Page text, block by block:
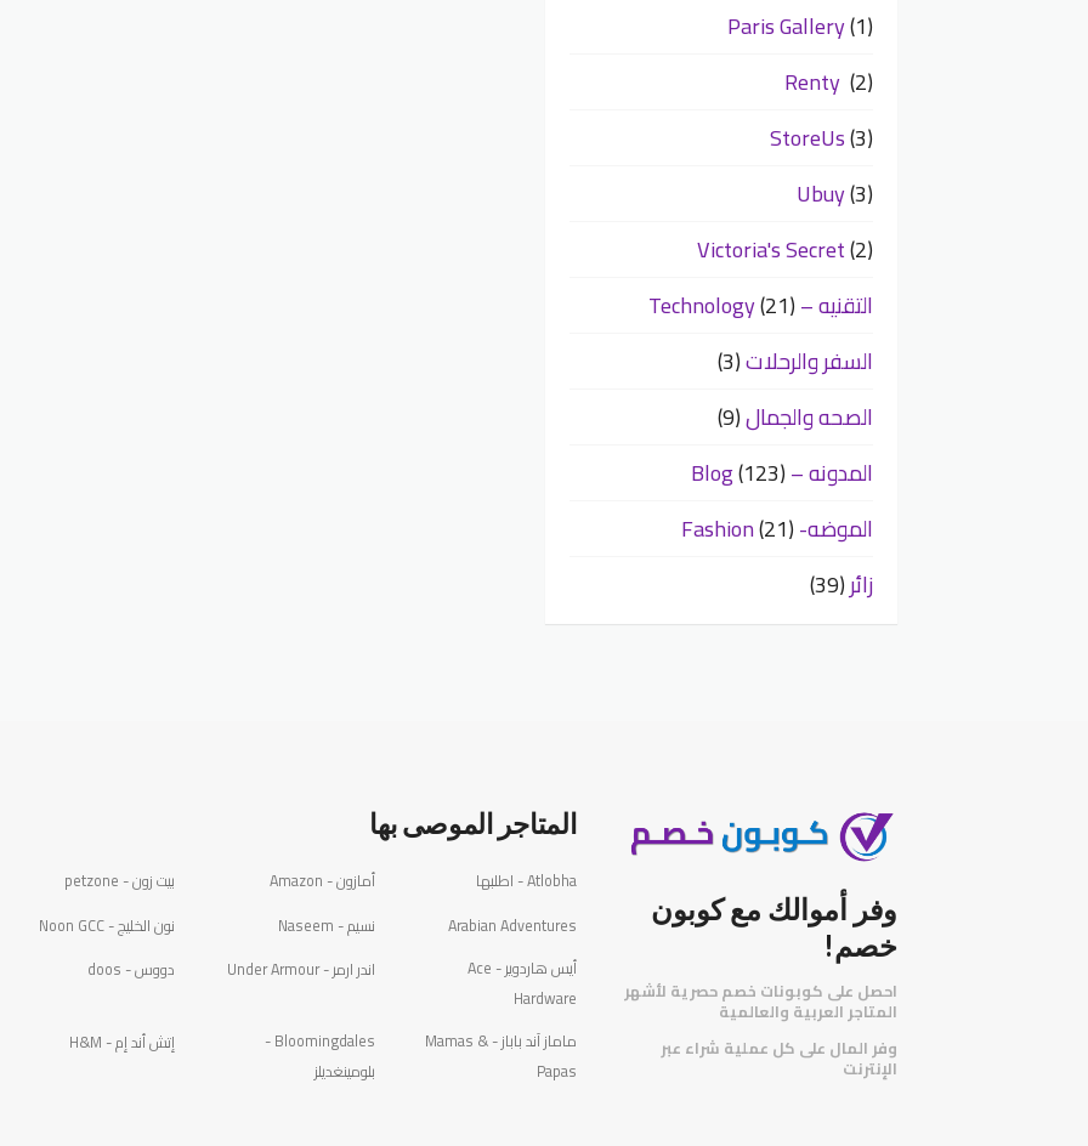
Paris Gallery(1)
Renty (2)
StoreUs(3)
Ubuy(3)
Victoria's Secret(2)
التقنيه – Technology(21)
السفر والرحلات(3)
الصحه والجمال(9)
المدونه – Blog(123)
الموضه- Fashion(21)
زائر(39)
وفر أموالك مع كوبون
خصم!
احصل على كوبونات خصم حصرية لأشهر
المتاجر العربية والعالمية
وفر المال على كل عملية شراء عبر
الإنترنت
المتاجر الموصى بها
Atlobha - اطلبها أمازون - Amazon
بيت زون - petzone
Arabian Adventures
نسيم - Naseem
نون الخليج - Noon GCC
أيس هاردوير - Ace
Hardware
اندر ارمر - Under Armour دووس - doos
ماماز آند باباز - Mamas &
Papas
Bloomingdales -
بلومينغديلز
إتش أند إم - H&M